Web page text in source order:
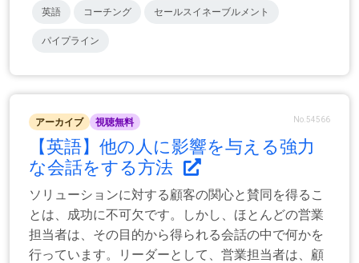
英語 コーチング セールスイネーブルメント
パイプライン
アーカイブ 視聴無料 No.54566
【英語】他の人に影響を与える強力
な会話をする方法
ソリューションに対する顧客の関心と賛同を得るこ
とは、成功に不可欠です。しかし、ほとんどの営業
担当者は、その目的から得られる会話の中で何かを
行っています。リーダーとして、営業担当者は、顧